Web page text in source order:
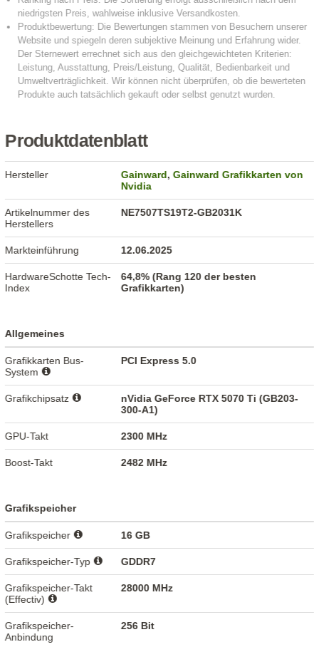
Produktdatenblatt
Hersteller Gainward,Gainward Grafikkarten von
Nvidia
Artikelnummer des
Herstellers
NE7507TS19T2-GB2031K
Markteinführung 12.06.2025
HardwareSchotte Tech-
Index
64,8% (Rang 120 der besten
Grafikkarten)
Allgemeines
Grafikkarten Bus-
System
PCI Express 5.0
Grafikchipsatz
nVidia GeForce RTX 5070 Ti (GB203-
300-A1)
GPU-Takt 2300 MHz
Boost-Takt 2482 MHz
Grafikspeicher
Grafikspeicher 16 GB
Grafikspeicher-Typ GDDR7
Grafikspeicher-Takt
(Effectiv)
28000 MHz
Grafikspeicher-
Anbindung
256 Bit